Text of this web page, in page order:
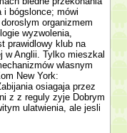
i bógslonce; mówi
organizmem
wy­zwolenia,
prawidlowy klub na
w Anglii. Tylko mieszkal
wlasnym
New York:
osiagaja przez
z z reguly zyje Dobrym
ula­twienia, ale jesli